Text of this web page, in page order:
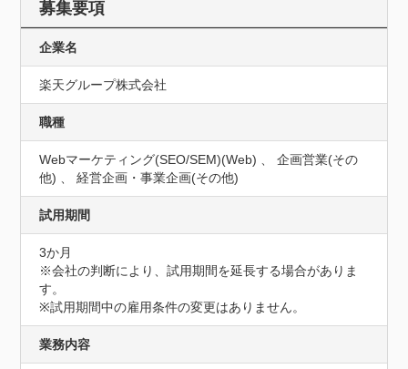
募集要項
企業名
楽天グループ株式会社
職種
Webマーケティング(SEO/SEM)(Web) 、 企画営業(その
他) 、 経営企画・事業企画(その他)
試用期間
3か月
※会社の判断により、試用期間を延長する場合がありま
す。
※試用期間中の雇用条件の変更はありません。
業務内容